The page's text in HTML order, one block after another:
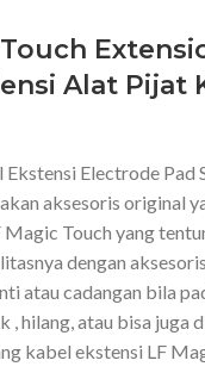
Alat Pijat
Electrode Pad
aksesoris original
Magic Touch yang
dengan
atau cadangan bila
, hilang, atau bisa juga
kabel ekstensi LF